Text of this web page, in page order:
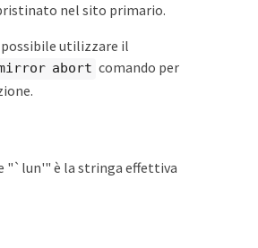
nel sito primario.
possibile utilizzare il
abort comando per
"`lun'" è la stringa effettiva